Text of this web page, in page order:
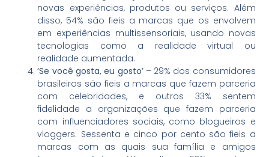
novas experiências, produtos ou serviços. Além
disso, 54% são fieis a marcas que os envolvem
em experiências multissensoriais, usando novas
tecnologias como a realidade virtual ou
realidade aumentada.
‘Se você gosta, eu gosto’– 29% dos consumidores
brasileiros são fieis a marcas que fazem parceria
com celebridades, e outros 33% sentem
fidelidade a organizações que fazem parceria
com influenciadores sociais, como blogueiros e
vloggers. Sessenta e cinco por cento são fieis a
marcas com as quais sua família e amigos